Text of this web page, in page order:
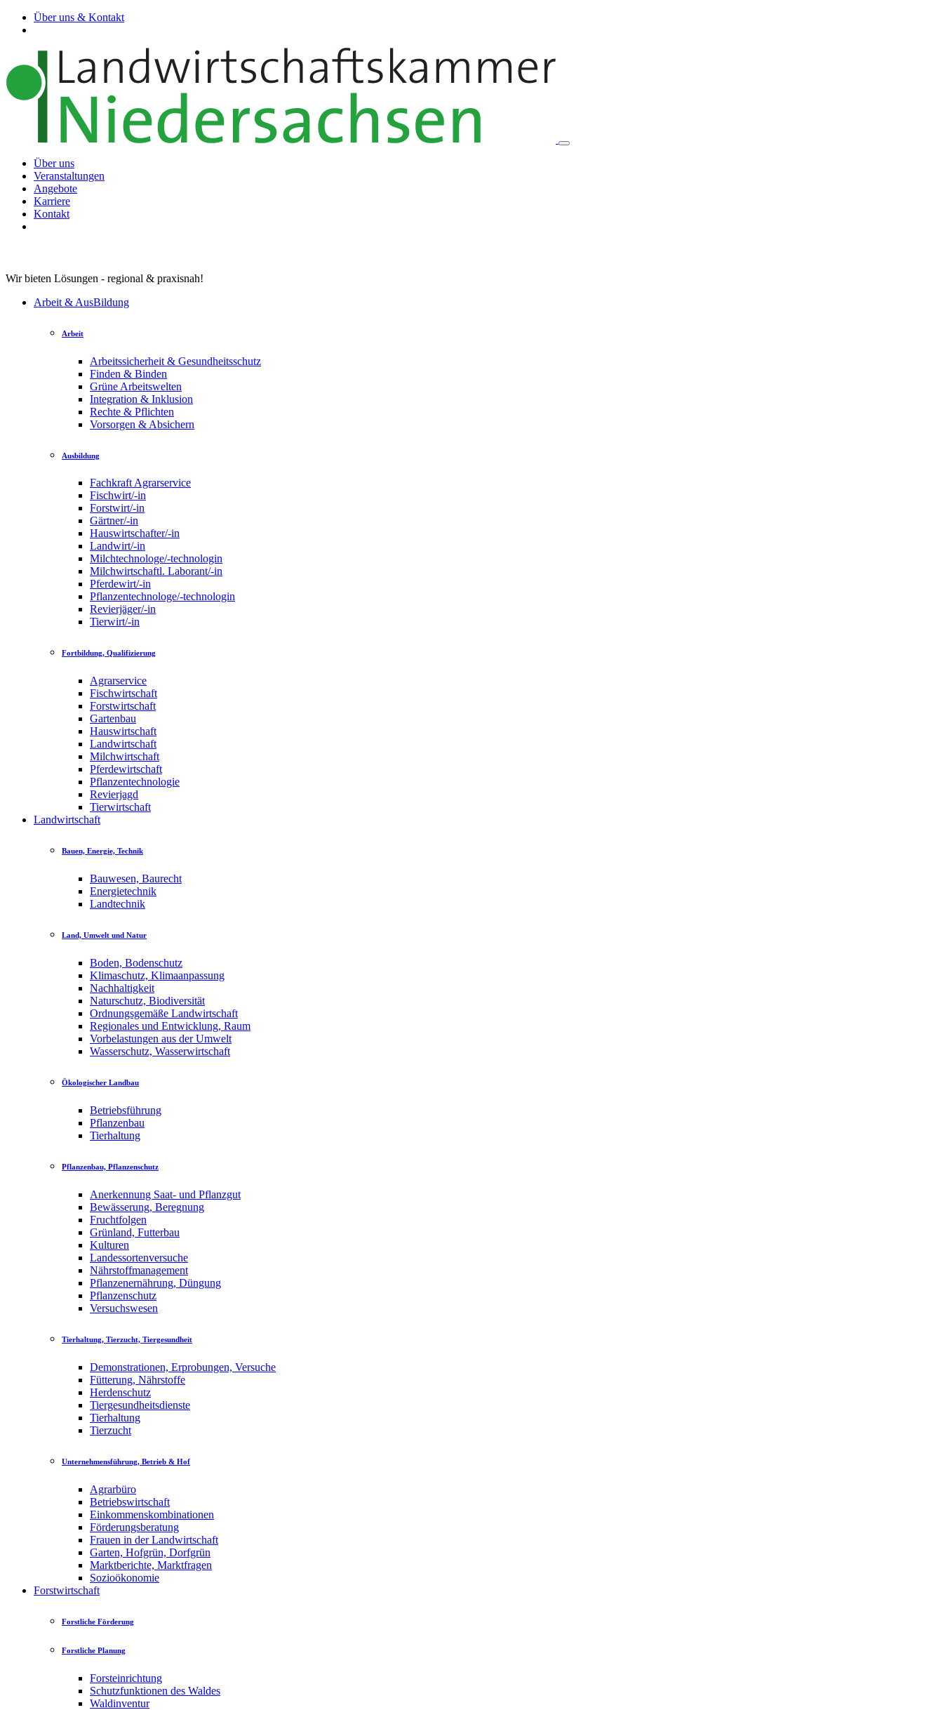
Über uns & Kontakt
Über uns
Veranstaltungen
Angebote
Karriere
Kontakt
Wir bieten Lösungen - regional & praxisnah!
Arbeit & AusBildung
Arbeit
Arbeitssicherheit & Gesundheitsschutz
Finden & Binden
Grüne Arbeitswelten
Integration & Inklusion
Rechte & Pflichten
Vorsorgen & Absichern
Ausbildung
Fachkraft Agrarservice
Fischwirt/-in
Forstwirt/-in
Gärtner/-in
Hauswirtschafter/-in
Landwirt/-in
Milchtechnologe/-technologin
Milchwirtschaftl. Laborant/-in
Pferdewirt/-in
Pflanzentechnologe/-technologin
Revierjäger/-in
Tierwirt/-in
Fortbildung, Qualifizierung
Agrarservice
Fischwirtschaft
Forstwirtschaft
Gartenbau
Hauswirtschaft
Landwirtschaft
Milchwirtschaft
Pferdewirtschaft
Pflanzentechnologie
Revierjagd
Tierwirtschaft
Landwirtschaft
Bauen, Energie, Technik
Bauwesen, Baurecht
Energietechnik
Landtechnik
Land, Umwelt und Natur
Boden, Bodenschutz
Klimaschutz, Klimaanpassung
Nachhaltigkeit
Naturschutz, Biodiversität
Ordnungsgemäße Landwirtschaft
Regionales und Entwicklung, Raum
Vorbelastungen aus der Umwelt
Wasserschutz, Wasserwirtschaft
Ökologischer Landbau
Betriebsführung
Pflanzenbau
Tierhaltung
Pflanzenbau, Pflanzenschutz
Anerkennung Saat- und Pflanzgut
Bewässerung, Beregnung
Fruchtfolgen
Grünland, Futterbau
Kulturen
Landessortenversuche
Nährstoffmanagement
Pflanzenernährung, Düngung
Pflanzenschutz
Versuchswesen
Tierhaltung, Tierzucht, Tiergesundheit
Demonstrationen, Erprobungen, Versuche
Fütterung, Nährstoffe
Herdenschutz
Tiergesundheitsdienste
Tierhaltung
Tierzucht
Unternehmensführung, Betrieb & Hof
Agrarbüro
Betriebswirtschaft
Einkommenskombinationen
Förderungsberatung
Frauen in der Landwirtschaft
Garten, Hofgrün, Dorfgrün
Marktberichte, Marktfragen
Sozioökonomie
Forstwirtschaft
Forstliche Förderung
Forstliche Planung
Forsteinrichtung
Schutzfunktionen des Waldes
Waldinventur